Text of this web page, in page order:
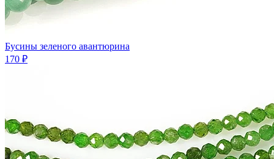
Бусины зеленого авантюрина
170 ₽